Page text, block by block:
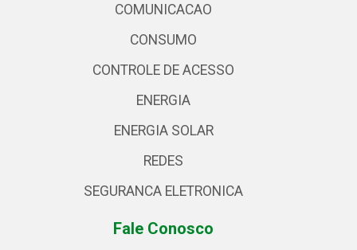
COMUNICACAO
CONSUMO
CONTROLE DE ACESSO
ENERGIA
ENERGIA SOLAR
REDES
SEGURANCA ELETRONICA
Fale Conosco